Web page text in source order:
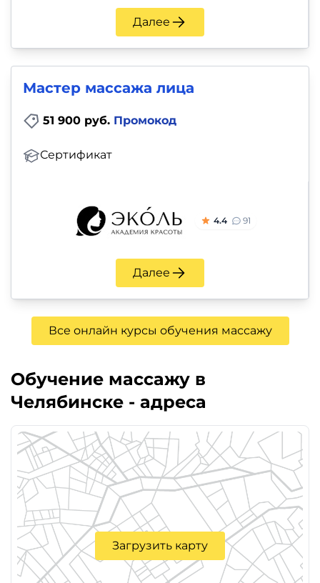
Далее
Мастер массажа лица
51 900 руб. Промокод
Сертификат
4.4 91
Далее
Все онлайн курсы обучения массажу
Обучение массажу в
Челябинске - адреса
Загрузить карту